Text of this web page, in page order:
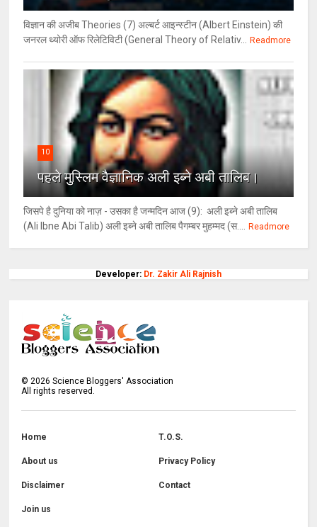
विज्ञान की अजीब Theories (7) अल्‍बर्ट आइन्स्टीन (Albert Einstein) की
जनरल थ्योरी ऑफ रिलेटिविटी (General Theory of Relativ...
Readmore
10
पहले मुस्लिम वैज्ञानिक अली इब्ने अबी तालिब।
जिसपे है दुनिया को नाज़ - उसका है जन्मदिन आज (9): अली इब्ने अबी तालिब
(Ali Ibne Abi Talib) अली इब्ने अबी तालिब पैगम्बर मुहम्मद (स....
Readmore
Developer: Dr. Zakir Ali Rajnish
© 2026 Science Bloggers' Association
All rights reserved.
Home T.O.S.
About us Privacy Policy
Disclaimer Contact
Join us